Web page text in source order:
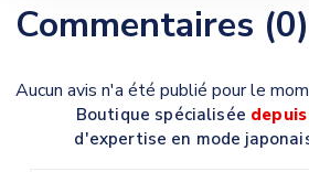
Commentaires (0)
Aucun avis n'a été publié pour le
Boutique spécialisée
d'expertise en mode